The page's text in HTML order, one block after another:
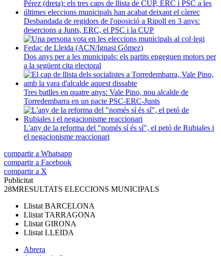
Desbandada de regidors de l'oposició a Ripoll en 3 anys:
desercions a Junts, ERC, el PSC i la CUP
Dos anys per a les municipals: els partits engeguen motors per
a la següent cita electoral
Tres batlles en quatre anys: Vale Pino, nou alcalde de
Torredembarra en un pacte PSC-ERC-Junts
L'any de la reforma del "només sí és sí", el petó de Rubiales i
el negacionisme reaccionari
compartir a Whatsapp
compartir a Facebook
compartir a X
Publicitat
28MRESULTATS ELECCIONS MUNICIPALS
Llistat BARCELONA
Llistat TARRAGONA
Llistat GIRONA
Llistat LLEIDA
Abrera